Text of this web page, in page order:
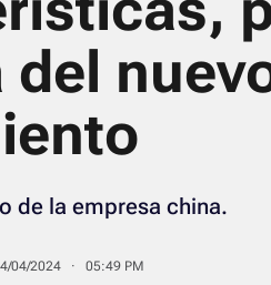
de la empresa china.
24/04/2024 · 05:49 PM